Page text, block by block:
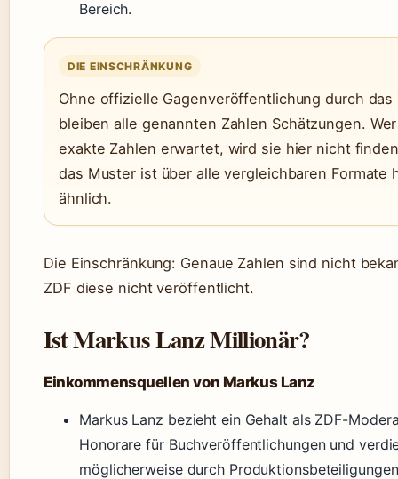
Bereich.
DIE EINSCHRÄNKUNG
Ohne offizielle Gagenveröffentlichung durch das
bleiben alle genannten Zahlen Schätzungen.
exakte Zahlen erwartet, wird sie hier nicht
das Muster ist über alle vergleichbaren Formate
ähnlich.
Die Einschränkung: Genaue Zahlen sind nicht
ZDF diese nicht veröffentlicht.
Ist Markus Lanz Millionär?
Einkommensquellen von Markus Lanz
Markus Lanz bezieht ein Gehalt als ZDF-
Honorare für Buchveröffentlichungen und
möglicherweise durch